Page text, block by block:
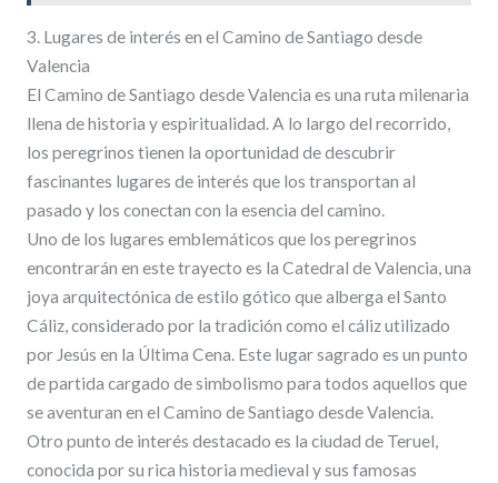
3. Lugares de interés en el Camino de Santiago desde
Valencia
El Camino de Santiago desde Valencia es una ruta milenaria
llena de historia y espiritualidad. A lo largo del recorrido,
los peregrinos tienen la oportunidad de descubrir
fascinantes lugares de interés que los transportan al
pasado y los conectan con la esencia del camino.
Uno de los lugares emblemáticos que los peregrinos
encontrarán en este trayecto es la Catedral de Valencia, una
joya arquitectónica de estilo gótico que alberga el Santo
Cáliz, considerado por la tradición como el cáliz utilizado
por Jesús en la Última Cena. Este lugar sagrado es un punto
de partida cargado de simbolismo para todos aquellos que
se aventuran en el Camino de Santiago desde Valencia.
Otro punto de interés destacado es la ciudad de Teruel,
conocida por su rica historia medieval y sus famosas